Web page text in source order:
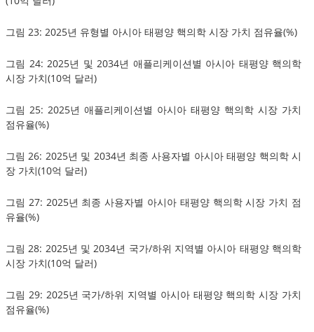
그림 23: 2025년 유형별 아시아 태평양 핵의학 시장 가치 점유율(%)
그림 24: 2025년 및 2034년 애플리케이션별 아시아 태평양 핵의학
시장 가치(10억 달러)
그림 25: 2025년 애플리케이션별 아시아 태평양 핵의학 시장 가치
점유율(%)
그림 26: 2025년 및 2034년 최종 사용자별 아시아 태평양 핵의학 시
장 가치(10억 달러)
그림 27: 2025년 최종 사용자별 아시아 태평양 핵의학 시장 가치 점
유율(%)
그림 28: 2025년 및 2034년 국가/하위 지역별 아시아 태평양 핵의학
시장 가치(10억 달러)
그림 29: 2025년 국가/하위 지역별 아시아 태평양 핵의학 시장 가치
점유율(%)